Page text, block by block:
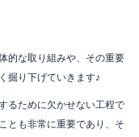
的な取り組みや、その重要
掘り下げていきます♪
るために欠かせない工程で
とも非常に重要であり、そ